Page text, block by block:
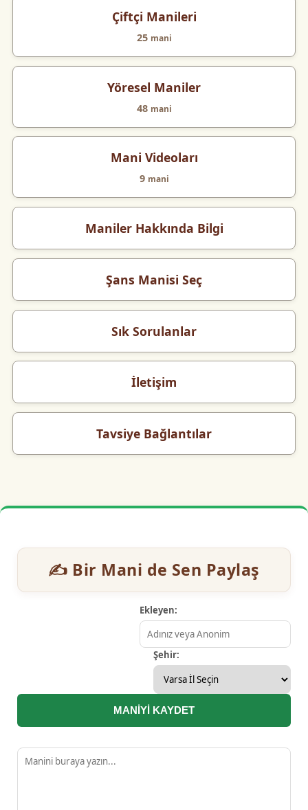
Çiftçi Manileri
25 mani
Yöresel Maniler
48 mani
Mani Videoları
9 mani
Maniler Hakkında Bilgi
Şans Manisi Seç
Sık Sorulanlar
İletişim
Tavsiye Bağlantılar
✍️ Bir Mani de Sen Paylaş
Ekleyen:
Şehir:
MANİYİ KAYDET